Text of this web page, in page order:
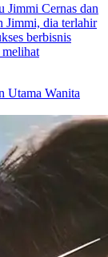
Jimmi Cernas dan
Jimmi, dia terlahir
berbisnis
melihat
Utama Wanita